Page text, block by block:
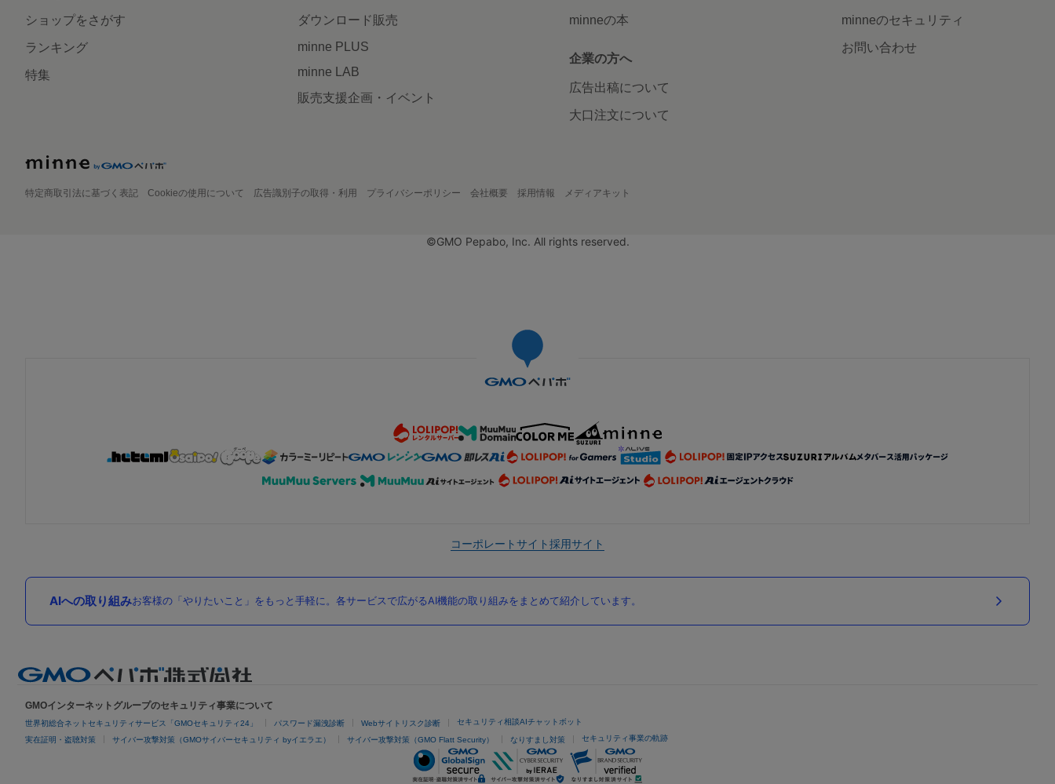
ショップをさがす
ランキング
特集
ダウンロード販売
minne PLUS
minne LAB
販売支援企画・イベント
minneの本
企業の方へ
広告出稿について
大口注文について
minneのセキュリティ
お問い合わせ
特定商取引法に基づく表記 Cookieの使用について 広告識別子の取得・利用 プライバシーポリシー 会社概要 採用情報 メディアキット
©GMO Pepabo, Inc. All rights reserved.
コーポレートサイト採用サイト
AIへの取り組みお客様の「やりたいこと」をもっと手軽に。各サービスで広がるAI機能の取り組みをまとめて紹介しています。
GMOインターネットグループのセキュリティ事業について
世界初総合ネットセキュリティサービス「GMOセキュリティ24」 パスワード漏洩診断 Webサイトリスク診断 セキュリティ相談AIチャットボット
実在証明・盗聴対策 サイバー攻撃対策（GMOサイバーセキュリティ byイエラエ） サイバー攻撃対策（GMO Flatt Security） なりすまし対策 セキュリティ事業の軌跡